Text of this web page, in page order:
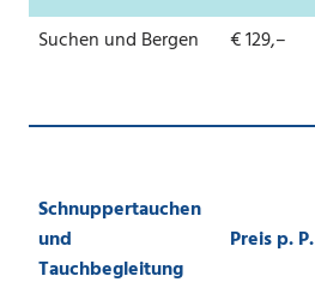
Suchen und Bergen
€ 129,–
Schnuppertauchen
und
Tauchbegleitung
Preis p. P.